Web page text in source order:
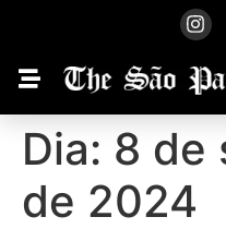
Dia: 8 de
de 2024